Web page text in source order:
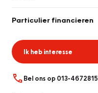
Particulier financieren
Ik heb interesse
Bel ons op 013-4672815